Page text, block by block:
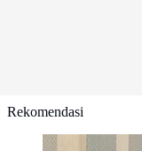
Rekomendasi